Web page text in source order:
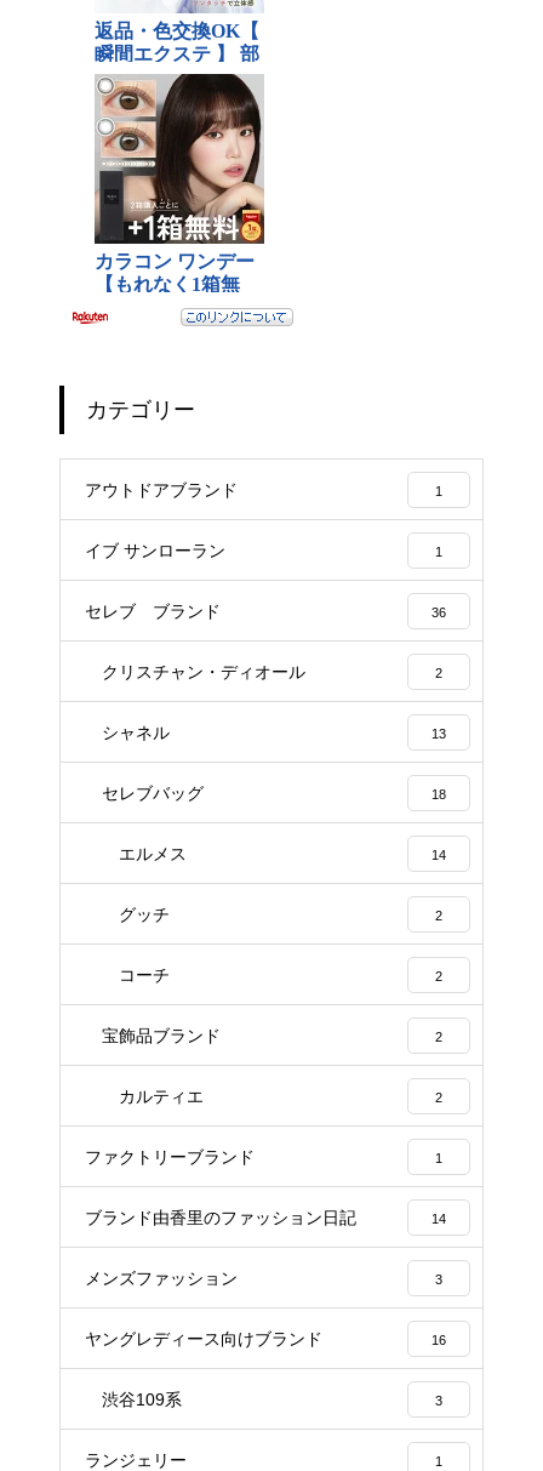
カテゴリー
アウトドアブランド 1
イブ サンローラン 1
セレブ ブランド 36
クリスチャン・ディオール 2
シャネル 13
セレブバッグ 18
エルメス 14
グッチ 2
コーチ 2
宝飾品ブランド 2
カルティエ 2
ファクトリーブランド 1
ブランド由香里のファッション日記 14
メンズファッション 3
ヤングレディース向けブランド 16
渋谷109系 3
ランジェリー 1